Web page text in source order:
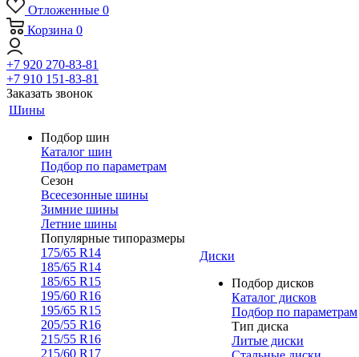
Отложенные 0
Корзина 0
+7 920 270-83-81
+7 910 151-83-81
Заказать звонок
Шины
Подбор шин
Каталог шин
Подбор по параметрам
Сезон
Всесезонные шины
Зимние шины
Летние шины
Популярные типоразмеры
175/65 R14
185/65 R14
185/65 R15
195/60 R16
195/65 R15
205/55 R16
215/55 R16
215/60 R17
Диски
Подбор дисков
Каталог дисков
Подбор по параметрам
Тип диска
Литые диски